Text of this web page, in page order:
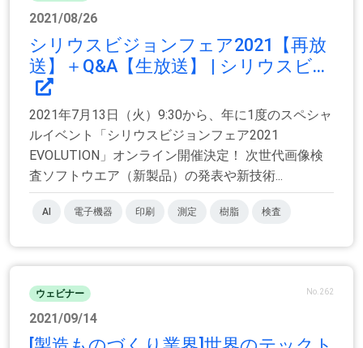
2021/08/26
シリウスビジョンフェア2021【再放
送】＋Q&A【生放送】 | シリウスビ...
2021年7月13日（火）9:30から、年に1度のスペシャ
ルイベント「シリウスビジョンフェア2021
EVOLUTION」オンライン開催決定！ 次世代画像検
査ソフトウエア（新製品）の発表や新技術...
AI 電子機器 印刷 測定 樹脂 検査
ウェビナー No.262
2021/09/14